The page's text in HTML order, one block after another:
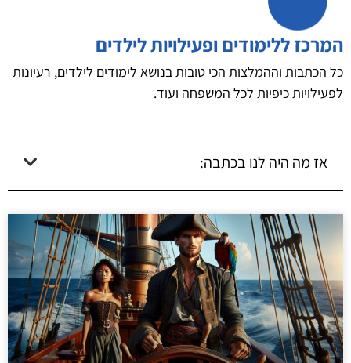
המרכז ללימודים ופעילויות לילדים
כל הכתבות וההמלצות הכי טובות בנושא לימודים לילדים, רעיונות
לפעילויות כיפיות לכל המשפחה ועוד.
אז מה היה לנו בכתבה: